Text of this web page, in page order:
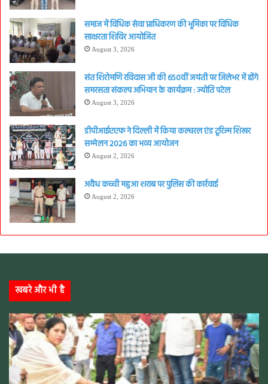
समाज में विधिक सेवा प्राधिकरण की भूमिका पर विधिक
साक्षरता शिविर आयोजित
August 3, 2026
संत शिरोमणि रविदास जी की 650वीं जयंती पर जिलेभर में होंगे
समरसता संकल्प अभियान के कार्यक्रम : ज्योति पटेल
August 3, 2026
डीपीआईएएफ ने दिल्ली में किया कल्चरल एंड टूरिज्म शिखर
सम्मेलन 2026 का भव्य आयोजन
August 2, 2026
अवैध कच्ची महुआ शराब पर पुलिस की कार्रवाई
August 2, 2026
खबरे और भी है